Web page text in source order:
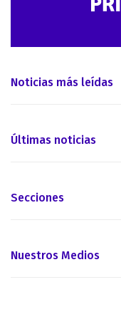
Noticias más leídas
Últimas noticias
Secciones
Nuestros Medios